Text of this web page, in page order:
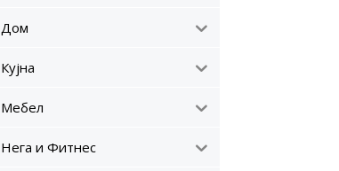
Дом
Кујна
Мебел
Нега и Фитнес